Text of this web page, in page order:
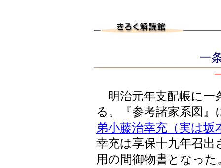
一
明治元年支配帳に一
る。『参考諸家系図』
弟小藤治幸充（実は坂
幸充は享保十九年召出
用の間御物書となっ